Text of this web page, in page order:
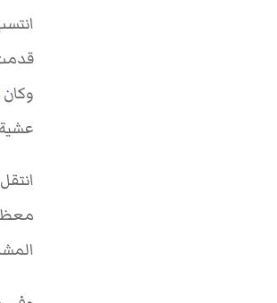
وكان
انتقل